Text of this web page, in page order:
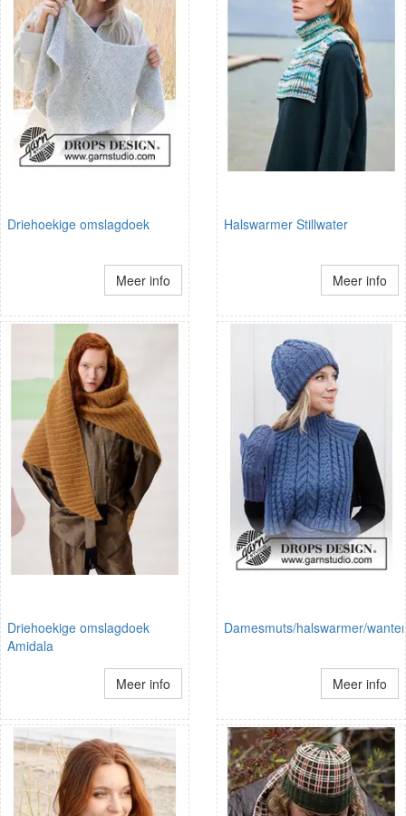
Driehoekige omslagdoek
Meer info
Halswarmer Stillwater
Meer info
Driehoekige omslagdoek
Amidala
Meer info
Damesmuts/halswarmer/
Meer info